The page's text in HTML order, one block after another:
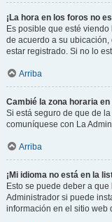
¡La hora en los foros no
Es posible que esté
de acuerdo a su ubicación,
estar registrado. Si no lo
Arriba
Cambié la zona horaria
Si está seguro de que de
comuníquese con La
Arriba
¡Mi idioma no está en la
Esto se puede deber a
Administrador si puede
información en el sitio web